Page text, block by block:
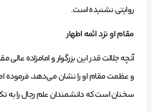
روايتي‌ نشنيده‌ است.
مقام‌ او نزد ائمه‌ اطهار
‌آنچه‌ جلالت‌ قدر اين‌ بزرگوار و امامزاده‌
و عظمت‌ مقام‌ او را نشان‌ مي‌دهد، فرموده‌
سخنان‌ است‌ كه‌ دانشمندان‌ علم‌ رجال‌ را به‌